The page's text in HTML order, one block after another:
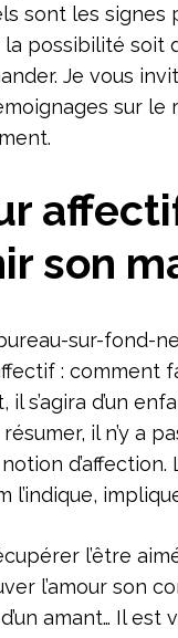
sont les signes
la possibilité soit
Je vous
sur le
son
s’agira d’un
il n’y a
l’indique,
l’être
l’amour son
amant… Il